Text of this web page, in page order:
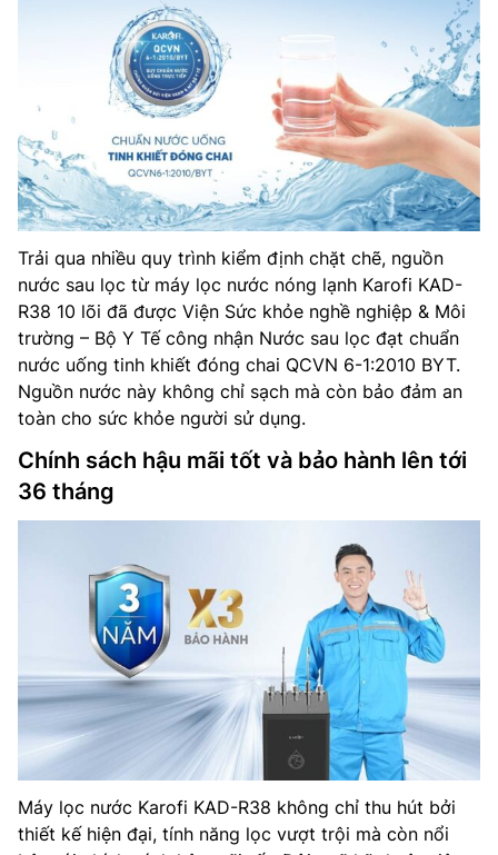
Trải qua nhiều quy trình kiểm định chặt chẽ, nguồn
nước sau lọc từ máy lọc nước nóng lạnh Karofi KAD-
R38 10 lõi đã được Viện Sức khỏe nghề nghiệp & Môi
trường – Bộ Y Tế công nhận Nước sau lọc đạt chuẩn
nước uống tinh khiết đóng chai QCVN 6-1:2010 BYT.
Nguồn nước này không chỉ sạch mà còn bảo đảm an
toàn cho sức khỏe người sử dụng.
Chính sách hậu mãi tốt và bảo hành lên tới
36 tháng
Máy lọc nước Karofi KAD-R38 không chỉ thu hút bởi
thiết kế hiện đại, tính năng lọc vượt trội mà còn nổi